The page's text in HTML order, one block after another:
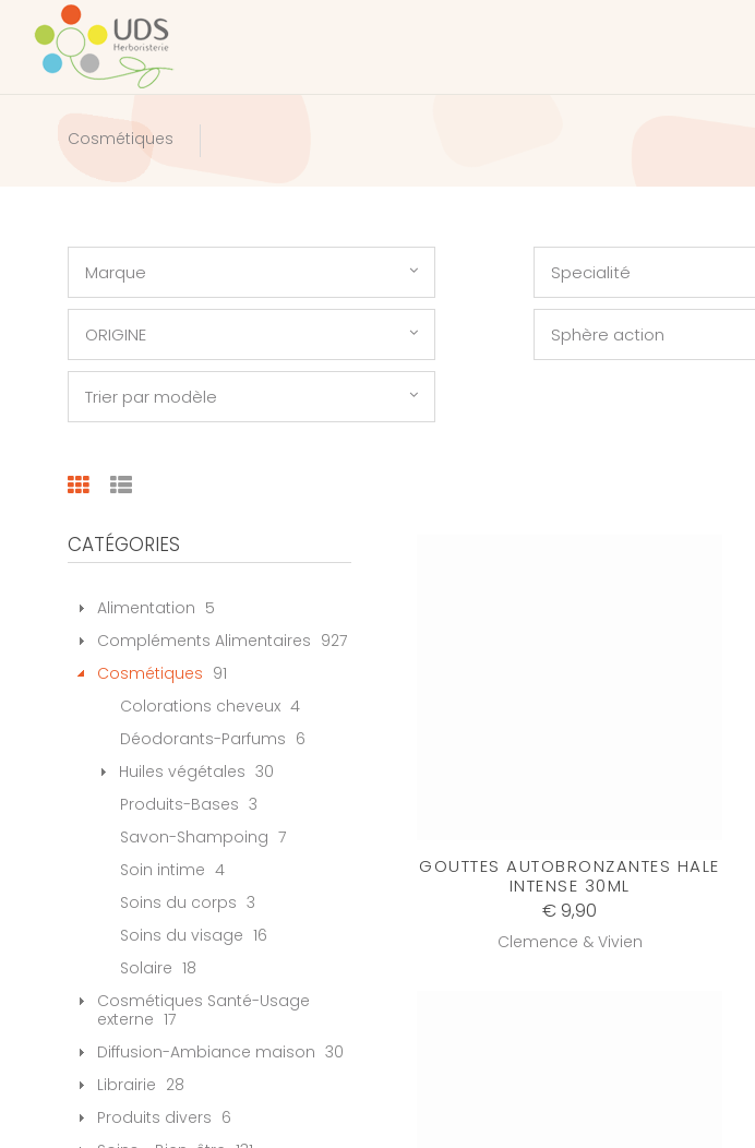
Cosmétiques
Marque Specialité
ORIGINE Sphère action
Trier par modèle
GOUTTES AUTOBRONZANTES HALE
INTENSE 30ML
€ 9,90
Clemence & Vivien
CATÉGORIES
Alimentation 5
Compléments Alimentaires 927
Cosmétiques 91
Colorations cheveux 4
Déodorants-Parfums 6
Huiles végétales 30
Produits-Bases 3
Savon-Shampoing 7
Soin intime 4
Soins du corps 3
Soins du visage 16
Solaire 18
Cosmétiques Santé-Usage
externe 17
Diffusion-Ambiance maison 30
Librairie 28
Produits divers 6